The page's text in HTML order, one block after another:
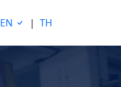
EN | TH